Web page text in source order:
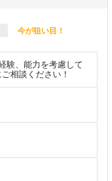
今が狙い目！
験、能力を考慮して
相談ください！